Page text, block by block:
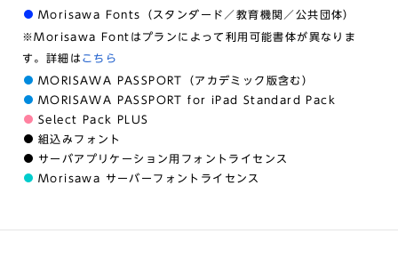
Morisawa Fonts（スタンダード／教育機関／公共団体）
※Morisawa Fontはプランによって利用可能書体が異なりま
す。詳細は こちら
MORISAWA PASSPORT（アカデミック版含む）
MORISAWA PASSPORT for iPad Standard Pack
Select Pack PLUS
組込みフォント
サーバアプリケーション用フォントライセンス
Morisawa サーバーフォントライセンス